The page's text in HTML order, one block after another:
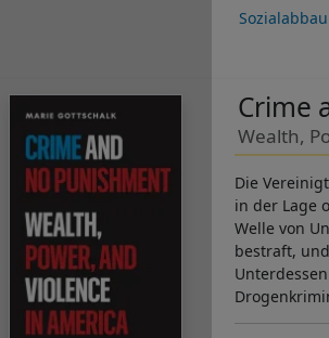
Sozialabbau
Crime
Wealth,
Die
in der Lage
Welle von
bestraft,